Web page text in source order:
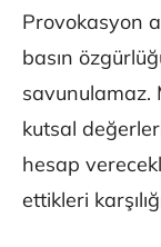
Provokasyon
basın
savunulamaz.
kutsal
hesap
ettikleri